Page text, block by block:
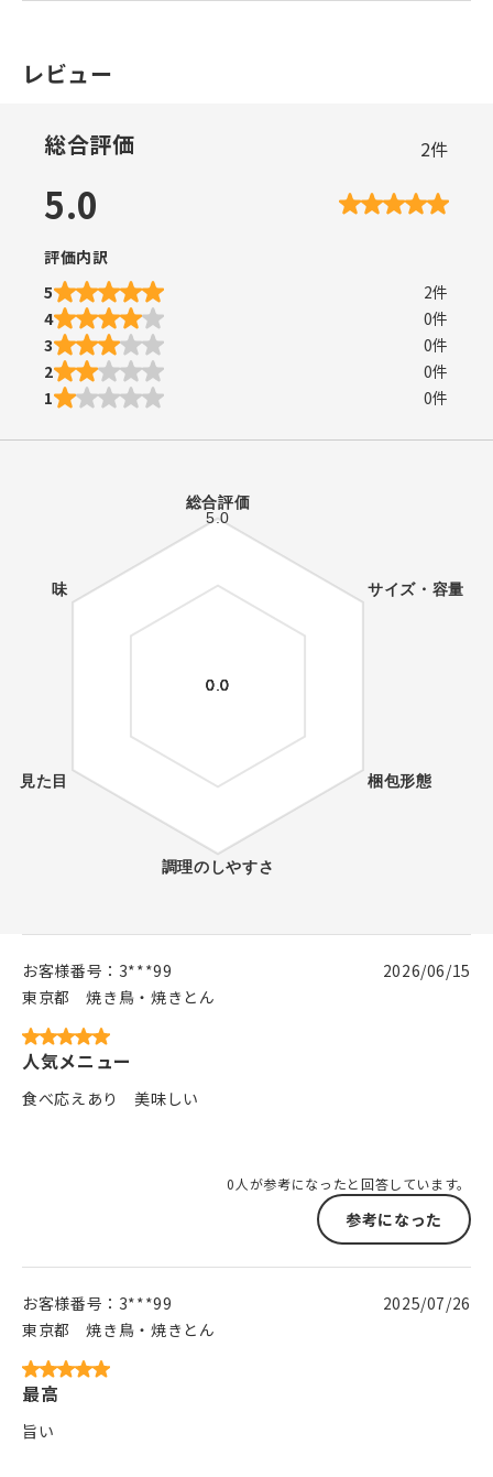
レビュー
総合評価 2件
5.0
評価内訳
5
2件
4
0件
3
0件
2
0件
1
0件
お客様番号： 3***99
東京都
焼き鳥・焼きとん
2026/06/15
人気メニュー
食べ応えあり 美味しい
0人が参考になったと回答しています。
参考になった
お客様番号： 3***99
東京都
焼き鳥・焼きとん
2025/07/26
最高
旨い